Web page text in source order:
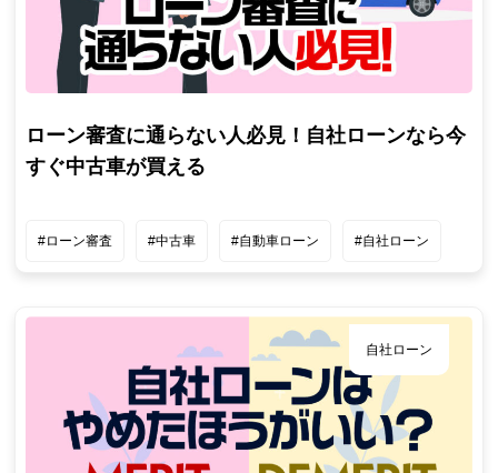
ローン審査に通らない人必見！自社ローンなら今
すぐ中古車が買える
#ローン審査 #中古車 #自動車ローン #自社ローン
自社ローン